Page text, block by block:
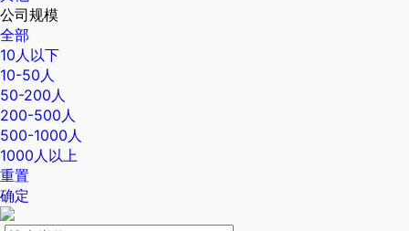
公司规模
全部
10人以下
10-50人
50-200人
200-500人
500-1000人
1000人以上
重置
确定